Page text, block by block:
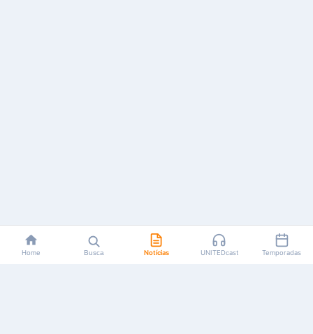
Home Busca Notícias UNITEDcast Temporadas